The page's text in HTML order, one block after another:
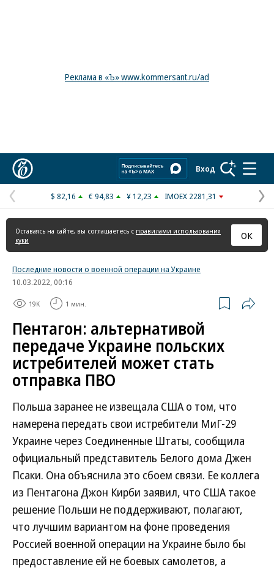
Реклама в «Ъ» www.kommersant.ru/ad
Вход
Предыдущая
страница
$ 82,16 € 94,83 ¥ 12,23 IMOEX 2281,31
Оставаясь на сайте, вы соглашаетесь с правилами использования
куки
ОК
Последние новости о военной операции на Украине
10.03.2022, 00:16
19K 1 мин.
Пентагон: альтернативой
передаче Украине польских
истребителей может стать
отправка ПВО
Польша заранее не извещала США о том, что
намерена передать свои истребители МиГ-29
Украине через Соединенные Штаты, сообщила
официальный представитель Белого дома Джен
Псаки. Она объяснила это сбоем связи. Ее коллега
из Пентагона Джон Кирби заявил, что США такое
решение Польши не поддерживают, полагают,
что лучшим вариантом на фоне проведения
Россией военной операции на Украине было бы
предоставление ей не боевых самолетов, а